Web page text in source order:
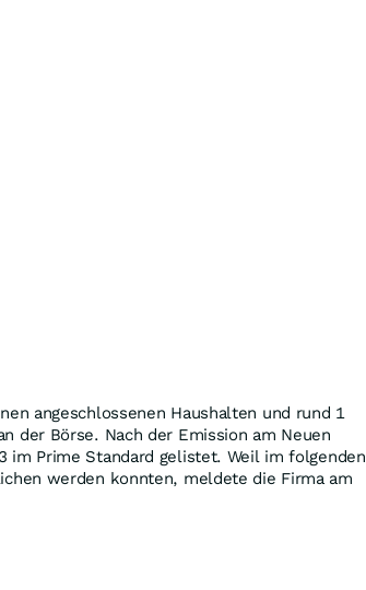
angeschlossenen Haushalten und rund 1
der Börse. Nach der Emission am Neuen
im Prime Standard gelistet. Weil im folgenden
werden konnten, meldete die Firma am